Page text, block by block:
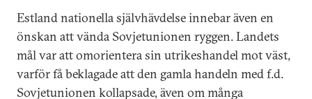
Estland nationella självhävdelse innebar även en
önskan att vända Sovjetunionen ryggen. Landets
mål var att omorientera sin utrikeshandel mot väst,
varför få beklagade att den gamla handeln med f.d.
Sovjetunionen kollapsade, även om många